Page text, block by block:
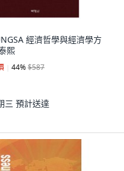
經濟哲學與經濟學方
熙
44%$587
三 預計送達